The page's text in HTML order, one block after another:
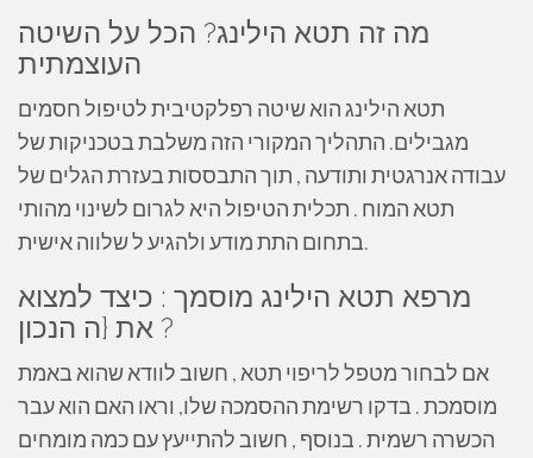
מה זה תטא הילינג? הכל על השיטה
העוצמתית
תטא הילינג הוא שיטה רפלקטיבית לטיפול חסמים
מגבילים. התהליך המקורי הזה משלבת בטכניקות של
עבודה אנרגטית ותודעה , תוך התבססות בעזרת הגלים של
תטא המוח . תכלית הטיפול היא לגרום לשינוי מהותי
בתחום התת מודע ולהגיע ל שלווה אישית.
מרפא תטא הילינג מוסמך : כיצד למצוא
את {ה הנכון ?
אם לבחור מטפל לריפוי תטא , חשוב לוודא שהוא באמת
מוסמכת . בדקו רשימת ההסמכה שלו, וראו האם הוא עבר
הכשרה רשמית . בנוסף , חשוב להתייעץ עם כמה מומחים